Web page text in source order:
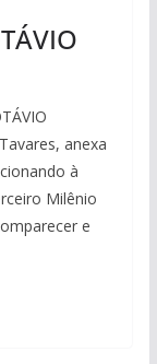
anexa
à
Milênio
e